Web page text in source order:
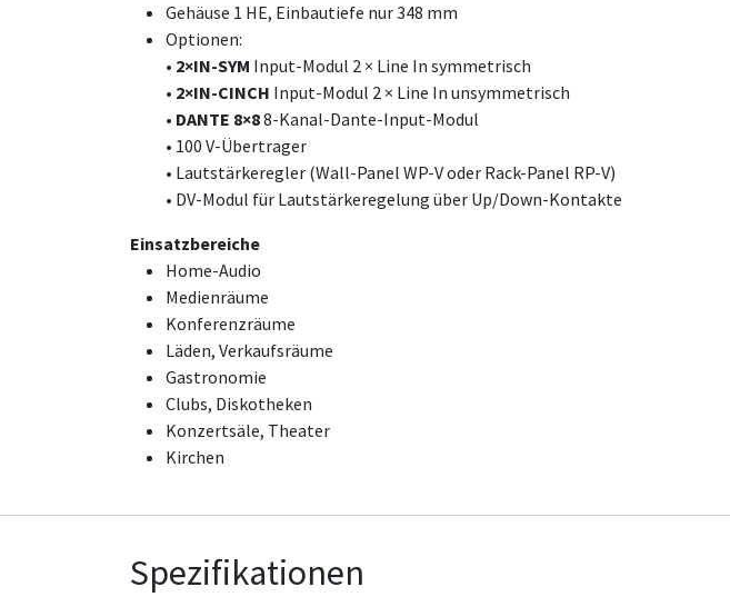
Gehäuse 1 HE, Einbautiefe nur 348 mm
Optionen:
• 2×IN-SYM Input-Modul 2 × Line In symmetrisch
• 2×IN-CINCH Input-Modul 2 × Line In unsymmetrisch
• DANTE 8×88-Kanal-Dante-Input-Modul
• 100 V-Übertrager
• Lautstärkeregler (Wall-Panel WP-V oder Rack-Panel RP-V)
• DV-Modul für Lautstärkeregelung über Up/Down-Kontakte
Einsatzbereiche
Home-Audio
Medienräume
Konferenzräume
Läden, Verkaufsräume
Gastronomie
Clubs, Diskotheken
Konzertsäle, Theater
Kirchen
Spezifikationen